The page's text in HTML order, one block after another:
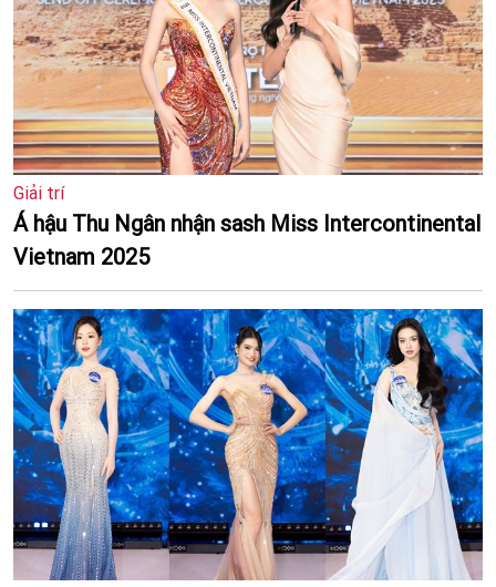
Giải trí
Á hậu Thu Ngân nhận sash Miss Intercontinental
Vietnam 2025